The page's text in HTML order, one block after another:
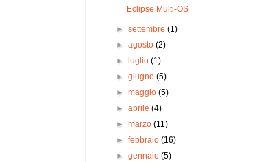
Eclipse Multi-OS
►settembre(1)
►agosto(2)
►
luglio(1)
►giugno(5)
►maggio(5)
►aprile(4)
►marzo(11)
►febbraio(16)
►gennaio(5)